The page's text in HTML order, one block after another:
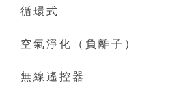
循環式
空氣淨化（負離子）
無線遙控器